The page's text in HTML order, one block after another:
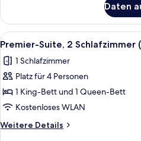
View)
anzeigen
Suite,
Mehrere
Betten
Suite,
KLCC
Daten
Alle
Fotos
für
Premier-
Suite,
2 Schlafzimmer
(Wyndham)
anzeigen
7
Premier-Suite, 2 Schlafzimmer
1 Schlafzimmer
Platz für 4 Personen
1 King-Bett und 1 Queen-Bett
Kostenloses WLAN
Weitere Details
Weitere